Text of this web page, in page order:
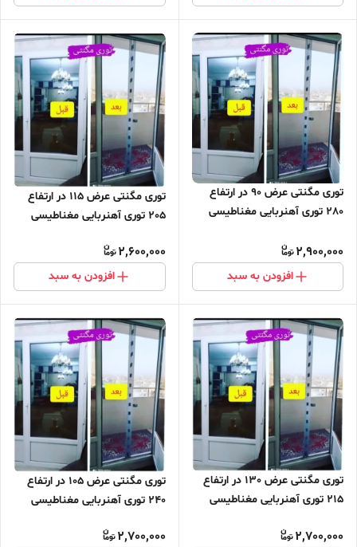
توری مگنتی عرض 90 در ارتفاع
280 توری آهنربایی مغناطیسی
مگنتی پرده توری بالکن توری
مغازه پرده مغازه
2,900,000
افزودن به سبد
توری مگنتی عرض 115 در ارتفاع
205 توری آهنربایی مغناطیسی
مگنتی پرده توری بالکن توری
مغازه پرده مغازه
2,600,000
افزودن به سبد
توری مگنتی عرض 130 در ارتفاع
215 توری آهنربایی مغناطیسی
مگنتی پرده توری بالکن توری
2,700,000
توری مگنتی عرض 105 در ارتفاع
240 توری آهنربایی مغناطیسی
مگنتی پرده توری بالکن توری
2,700,000